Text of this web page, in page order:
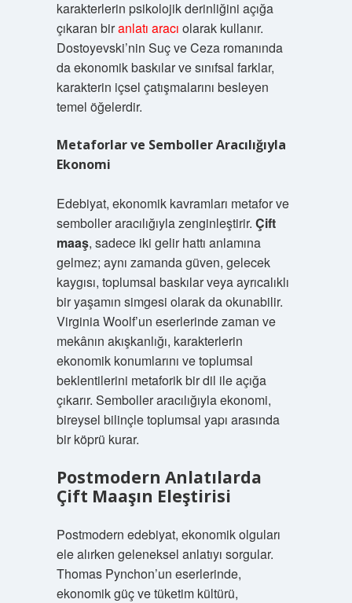
karakterlerin psikolojik derinliğini açığa
çıkaran biranlatı aracı olarak kullanır.
Dostoyevski’nin Suç ve Ceza romanında
da ekonomik baskılar ve sınıfsal farklar,
karakterin içsel çatışmalarını besleyen
temel öğelerdir.
Metaforlar ve Semboller Aracılığıyla
Ekonomi
Edebiyat, ekonomik kavramları metafor ve
semboller aracılığıyla zenginleştirir. Çift
maaş, sadece iki gelir hattı anlamına
gelmez; aynı zamanda güven, gelecek
kaygısı, toplumsal baskılar veya ayrıcalıklı
bir yaşamın simgesi olarak da okunabilir.
Virginia Woolf’un eserlerinde zaman ve
mekânın akışkanlığı, karakterlerin
ekonomik konumlarını ve toplumsal
beklentilerini metaforik bir dil ile açığa
çıkarır. Semboller aracılığıyla ekonomi,
bireysel bilinçle toplumsal yapı arasında
bir köprü kurar.
Postmodern Anlatılarda
Çift Maaşın Eleştirisi
Postmodern edebiyat, ekonomik olguları
ele alırken geleneksel anlatıyı sorgular.
Thomas Pynchon’un eserlerinde,
ekonomik güç ve tüketim kültürü,